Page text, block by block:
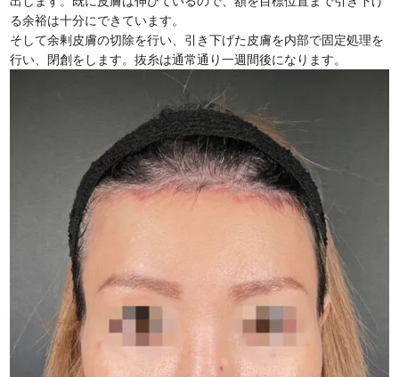
る余裕は十分にできています。
そして余剰皮膚の切除を行い、引き下げた皮膚を内部で固定処理を
行い、閉創をします。抜糸は通常通り一週間後になります。